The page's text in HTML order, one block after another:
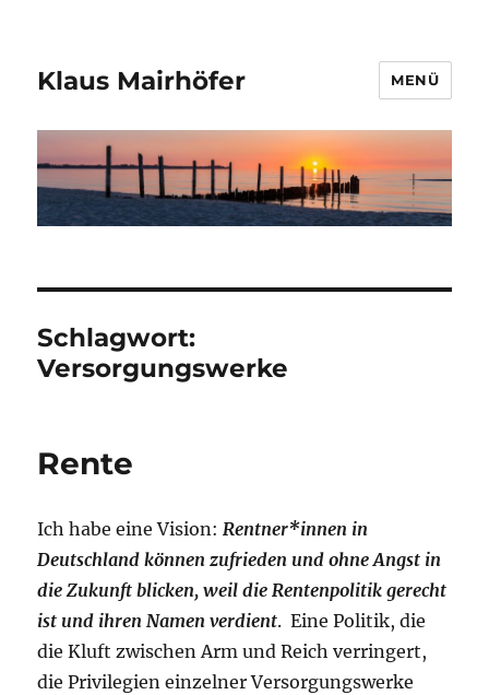
Klaus Mairhöfer MENÜ
Schlagwort:
Versorgungswerke
Rente
Ich habe eine Vision:Rentner*innen in
Deutschland können zufrieden und ohne Angst in
die Zukunft blicken, weil die Rentenpolitik gerecht
ist und ihren Namen verdient. Eine Politik, die
die Kluft zwischen Arm und Reich verringert,
die Privilegien einzelner Versorgungswerke